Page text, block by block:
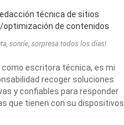
técnica de sitios
optimización de contenidos
sonríe, sorpresa todos los días!
como escritora técnica, es mi
recoger soluciones
y confiables para responder
que tienen con su dispositivos.